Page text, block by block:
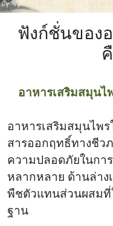
ผูก
เสริม ลด
โรค หัวใจ
และ หลอด
เลือด
เครื่อ
นอน
ฟังก์ชั่นของ
อาหารเสริมสมุนไ
อาหารเสริมสมุนไพ
สารออกฤทธิ์ทางชีว
ความปลอดภัยในก
หลากหลาย ด้านล่า
พืชตัวแทนส่วนผสมที่
ฐาน